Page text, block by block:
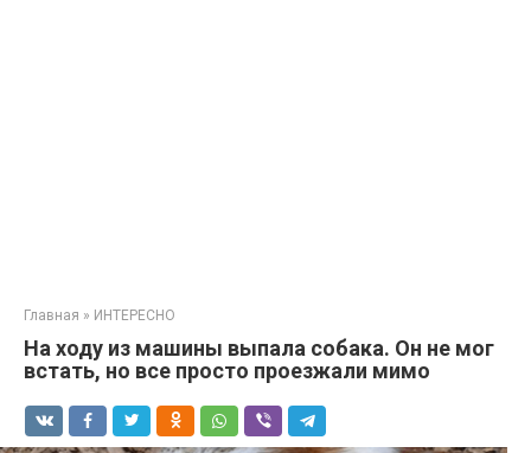
Главная » ИНТЕРЕСНО
На ходу из машины выпала собака. Он не мог
встать, но все просто проезжали мимо